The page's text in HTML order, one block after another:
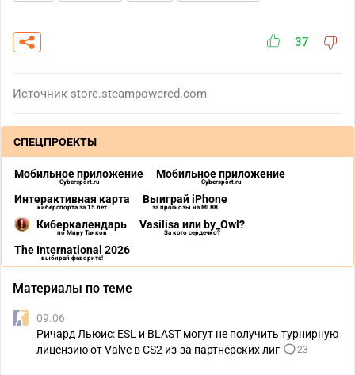
37
Источник store.steampowered.com
СПЕЦПРОЕКТЫ
Мобильное приложение
Cybersport.ru
Мобильное приложение
Cybersport.ru
Интерактивная карта
киберспорта за 15 лет
Выиграй iPhone
за прогнозы на MLBB
Киберкалендарь
по Миру Танков
Vasilisa или by_Owl?
За кого сердечко?
The International 2026
выбирай фаворита!
Материалы по теме
09.06
Ричард Льюис: ESL и BLAST могут не получить турнирную
лицензию от Valve в CS2 из-за партнерских лиг
23